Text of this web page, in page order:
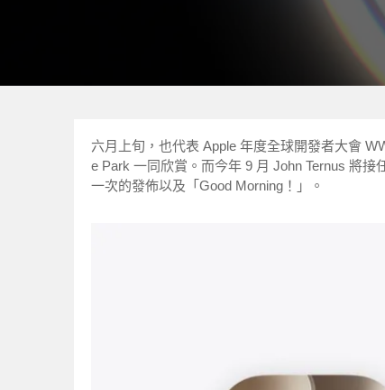
六月上旬，也代表 Apple 年度全球開發者大會
e Park 一同欣賞。而今年 9 月 John Ternus 將
一次的發佈以及「Good Morning！」。